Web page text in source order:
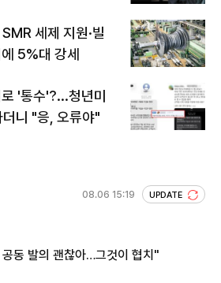
세제 지원·빌
5%대 강세
'통수'?...청년미
니 "응, 오류야"
08.06 15:19 UPDATE
동 발의 괜찮아…그것이 협치"